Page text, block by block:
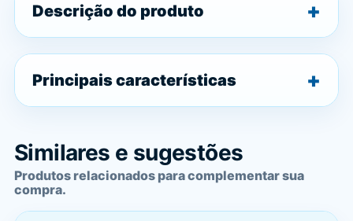
Descrição do produto
Principais características
Similares e sugestões
Produtos relacionados para complementar sua
compra.